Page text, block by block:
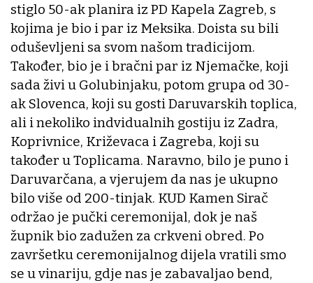
stiglo 50-ak planira iz PD Kapela Zagreb, s
kojima je bio i par iz Meksika. Doista su bili
oduševljeni sa svom našom tradicijom.
Također, bio je i bračni par iz Njemačke, koji
sada živi u Golubinjaku, potom grupa od 30-
ak Slovenca, koji su gosti Daruvarskih toplica,
ali i nekoliko indvidualnih gostiju iz Zadra,
Koprivnice, Križevaca i Zagreba, koji su
također u Toplicama. Naravno, bilo je puno i
Daruvarčana, a vjerujem da nas je ukupno
bilo više od 200-tinjak. KUD Kamen Sirač
održao je pučki ceremonijal, dok je naš
župnik bio zadužen za crkveni obred. Po
završetku ceremonijalnog dijela vratili smo
se u vinariju, gdje nas je zabavaljao bend,